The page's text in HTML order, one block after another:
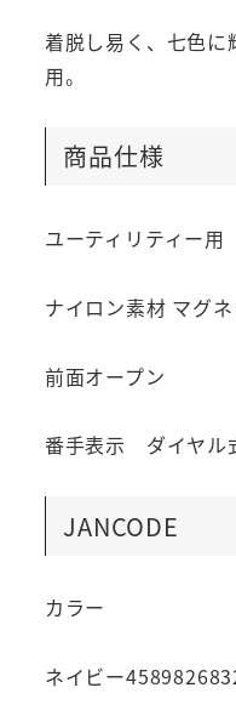
着脱し易く、七色
用。
商品仕様
ユーティリティー用
ナイロン素材 マグ
前面オープン
番手表示 ダイヤル
JANCODE
カラー
ネイビー